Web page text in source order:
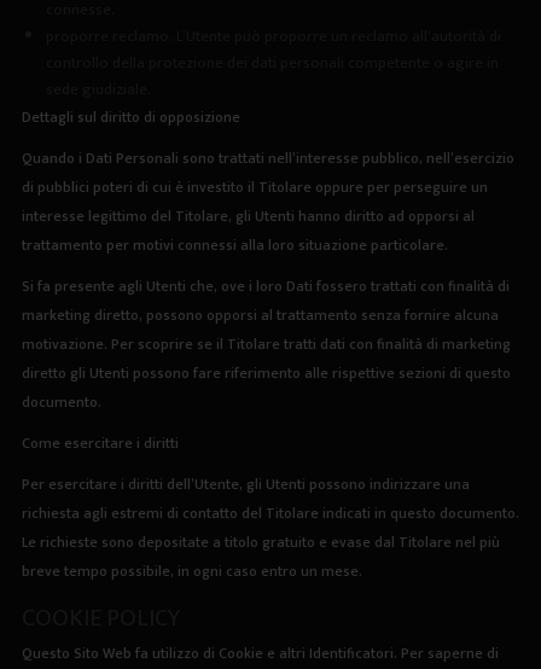
Dettagli sul diritto di opposizione
Quando i Dati Personali sono trattati nell’interesse pubblico, nell’esercizio
di pubblici poteri di cui è investito il Titolare oppure per perseguire un
interesse legittimo del Titolare, gli Utenti hanno diritto ad opporsi al
trattamento per motivi connessi alla loro situazione particolare.
Si fa presente agli Utenti che, ove i loro Dati fossero trattati con finalità di
marketing diretto, possono opporsi al trattamento senza fornire alcuna
motivazione. Per scoprire se il Titolare tratti dati con finalità di marketing
diretto gli Utenti possono fare riferimento alle rispettive sezioni di questo
documento.
Come esercitare i diritti
Per esercitare i diritti dell’Utente, gli Utenti possono indirizzare una
richiesta agli estremi di contatto del Titolare indicati in questo documento.
Le richieste sono depositate a titolo gratuito e evase dal Titolare nel più
breve tempo possibile, in ogni caso entro un mese.
Questo Sito Web fa utilizzo di Cookie e altri Identificatori. Per saperne di